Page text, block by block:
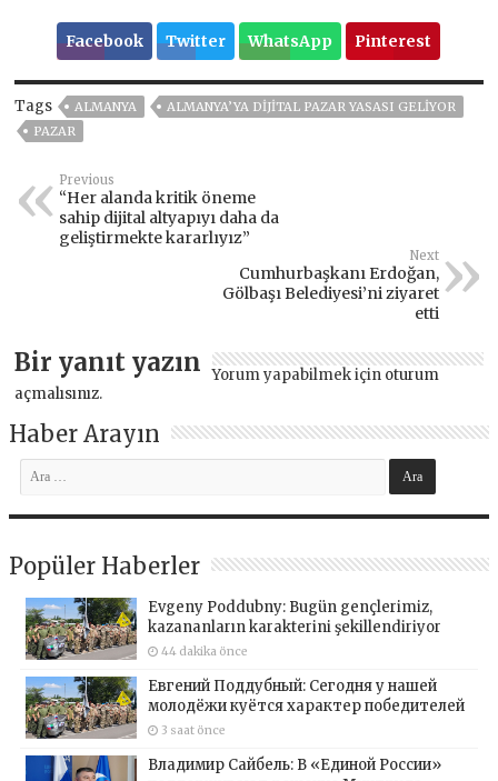
Facebook Twitter WhatsApp Pinterest
Tags ALMANYA
ALMANYA’YA DİJİTAL PAZAR YASASI GELİYOR
PAZAR
Previous
“Her alanda kritik öneme
sahip dijital altyapıyı daha da
geliştirmekte kararlıyız”
Next
Cumhurbaşkanı Erdoğan,
Gölbaşı Belediyesi’ni ziyaret
etti
Bir yanıt yazın Yorum yapabilmek için oturum
açmalısınız.
Haber Arayın
Popüler Haberler
Evgeny Poddubny: Bugün gençlerimiz,
kazananların karakterini şekillendiriyor
44 dakika önce
Евгений Поддубный: Сегодня у нашей
молодёжи куётся характер победителей
3 saat önce
Владимир Сайбель: В «Единой России»